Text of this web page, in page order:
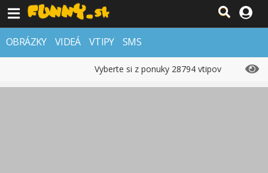
OBRÁZKY VIDEÁ VTIPY SMS
Vyberte si z ponuky 28794 vtipov